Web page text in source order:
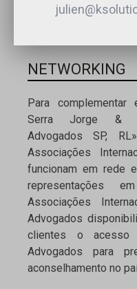
NETWORKING
Para complementar
Serra Jorge &
Advogados SP,
Associações
funcionam em rede
representações
Associações
Advogados
clientes o
Advogados para
aconselhamento no